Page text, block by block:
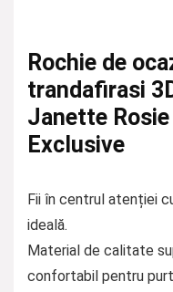
Rochie de
trandafirasi
Janette
Exclusive
Fii în centrul atenției
ideală.
Material de calitate
confortabil pentru